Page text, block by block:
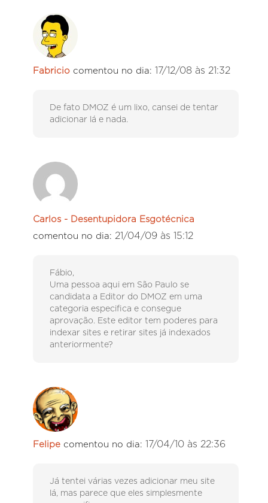
Fabricio comentou no dia: 17/12/08 às 21:32
De fato DMOZ é um lixo, cansei de tentar
adicionar lá e nada.
Carlos - Desentupidora Esgotécnica
comentou no dia: 21/04/09 às 15:12
Fábio,
Uma pessoa aqui em São Paulo se
candidata a Editor do DMOZ em uma
categoria especifica e consegue
aprovação. Este editor tem poderes para
indexar sites e retirar sites já indexados
anteriormente?
Felipe comentou no dia: 17/04/10 às 22:36
Já tentei várias vezes adicionar meu site
lá, mas parece que eles simplesmente